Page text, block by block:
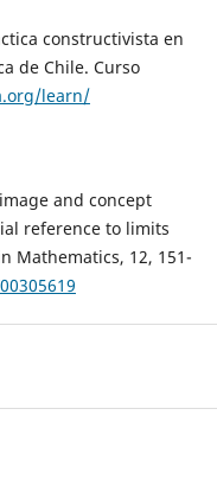
constructivista en
de Chile. Curso
learn/
and concept
reference to limits
Mathematics, 12, 151-